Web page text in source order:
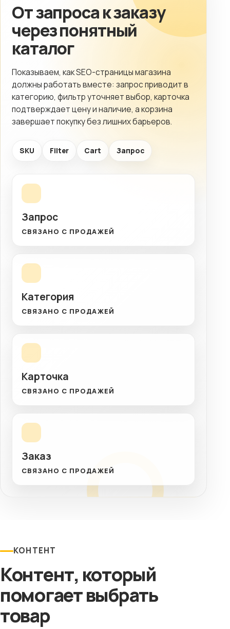
От запроса к заказу
через понятный
каталог
Показываем, как SEO-страницы магазина
должны работать вместе: запрос приводит в
категорию, фильтр уточняет выбор, карточка
подтверждает цену и наличие, а корзина
завершает покупку без лишних барьеров.
SKU Filter Cart Запрос
Запрос
СВЯЗАНО С ПРОДАЖЕЙ
Категория
СВЯЗАНО С ПРОДАЖЕЙ
Карточка
СВЯЗАНО С ПРОДАЖЕЙ
Заказ
СВЯЗАНО С ПРОДАЖЕЙ
КОНТЕНТ
Контент, который
помогает выбрать
товар